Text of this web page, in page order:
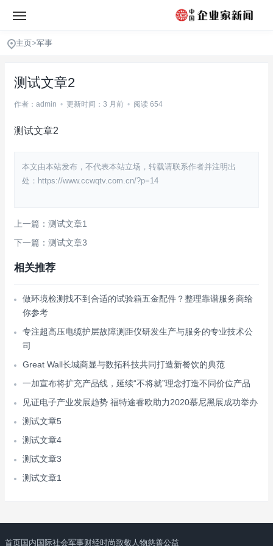
主页>军事
测试文章2
作者：admin • 更新时间：3 月前 • 阅读 654
测试文章2
本文由本站发布，不代表本站立场，转载请联系作者并注明出
处：https://www.ccwqtv.com.cn/?p=14
上一篇：测试文章1
下一篇：测试文章3
相关推荐
做环境检测找不到合适的试验箱五金配件？整理靠谱服务商给
你参考
专注超高压电缆护层故障测距仪研发生产与服务的专业技术公
司
Great Wall长城商显与数拓科技共同打造新餐饮的典范
一加宣布将扩充产品线，延续“不将就”理念打造不同价位产品
见证电子产业发展趋势 福特途睿欧助力2020慕尼黑展成功举办
测试文章5
测试文章4
测试文章3
测试文章1
首页国内 国际社会军事财经时尚致敬人物慈善公益